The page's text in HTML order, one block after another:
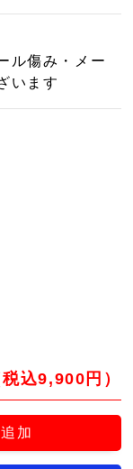
ル傷み・メー
います
込9,900円）
加